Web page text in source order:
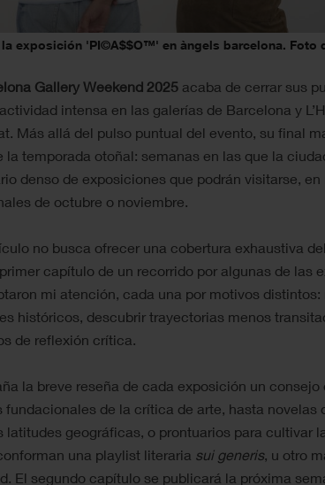
exposición 'PI©A$$O™' en àngels barcelona. Foto
Gallery Weekend 2025 acaba de cerrar sus
intensa en las galerías de Barcelona y
Más allá del pulso puntual del evento, su final
la temporada otoñal: semanas en las que la
denso de exposiciones que podrán visitarse,
de octubre o noviembre.
no busca ofrecer una cobertura exhaustiva
capítulo de un recorrido por algunas de las
mi atención, cada una por motivos
históricos, descubrir trayectorias menos
de reflexión crítica.
la breve reseña de cada exposición un consejo
fundacionales de la crítica de arte, hasta novelas
latitudes geográficas, o prontuarios para cultivar
una playlist literaria sui generis, u otro
El segundo capítulo se publicará la próxima